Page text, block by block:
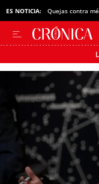
ES NOTICIA: Quejas contra